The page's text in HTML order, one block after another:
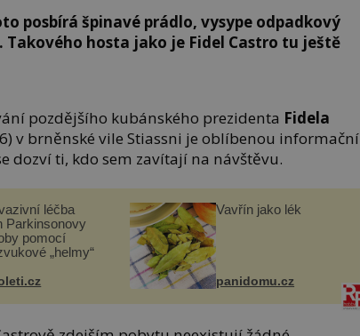
posbírá špinavé prádlo, vysype odpadkový
Takového hosta jako je Fidel Castro tu ještě
pozdějšího kubánského prezidenta Fidela
v brněnské vile Stiassni je oblíbenou informační
dozví ti, kdo sem zavítají na návštěvu.
léčba
Parkinsonovy
pomocí
„helmy“
Vavřín jako lék
panidomu.cz